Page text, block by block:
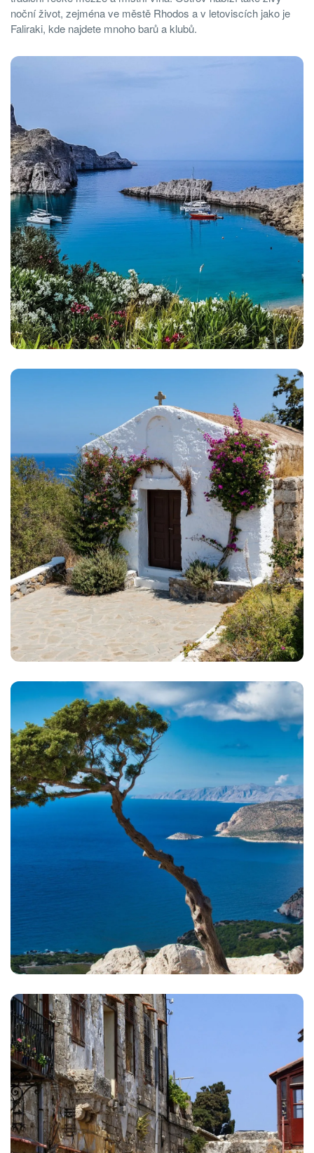
noční život, zejména ve městě Rhodos a v letoviscích jako je
Faliraki, kde najdete mnoho barů a klubů.